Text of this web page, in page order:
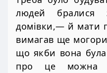
людей бралися
домівки,— й мати
вимагав ще
що якби вона
про це можна